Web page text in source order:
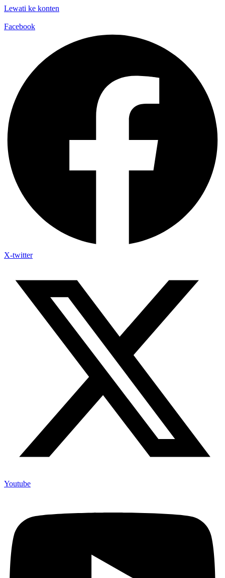
Lewati ke konten
Facebook
X-twitter
Youtube